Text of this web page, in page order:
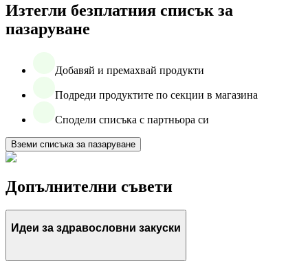
Изтегли безплатния списък за
пазаруване
Добавяй и премахвай продукти
Подреди продуктите по секции в магазина
Сподели списъка с партньора си
Вземи списъка за пазаруване
Допълнителни съвети
Идеи за здравословни закуски